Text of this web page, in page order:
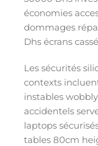
économies
dommages
Dhs écrans
Les sécurités
contexts
instables
accidentels
laptops
tables 80cm